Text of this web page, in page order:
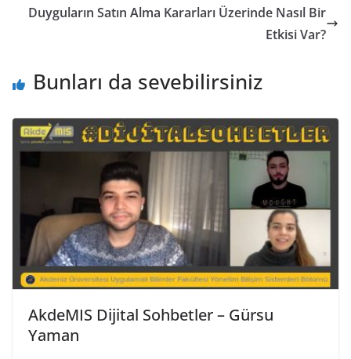
Duyguların Satın Alma Kararları Üzerinde Nasıl Bir
Etkisi Var?
Bunları da sevebilirsiniz
AkdeMIS Dijital Sohbetler – Gürsu
Yaman